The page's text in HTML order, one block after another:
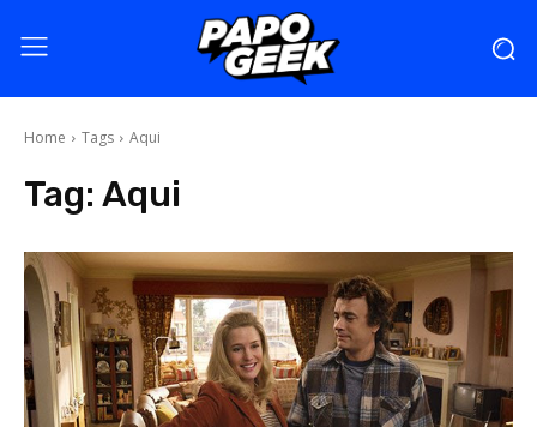
Home Tags Aqui
Tag: Aqui